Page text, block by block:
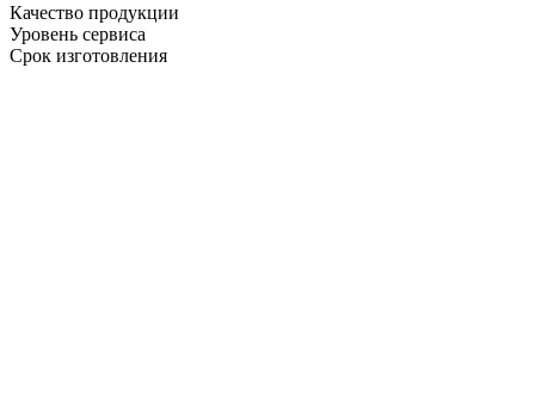
Качество продукции
Уровень сервиса
Срок изготовления